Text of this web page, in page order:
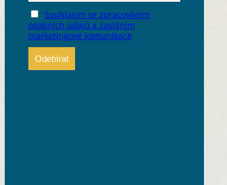
Souhlasím se zpracováním
osobních údajů a zasláním
marketingové komunikace